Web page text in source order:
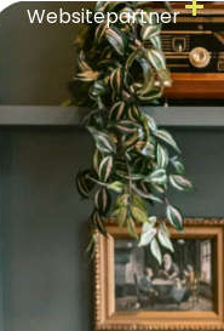
Websitepartner